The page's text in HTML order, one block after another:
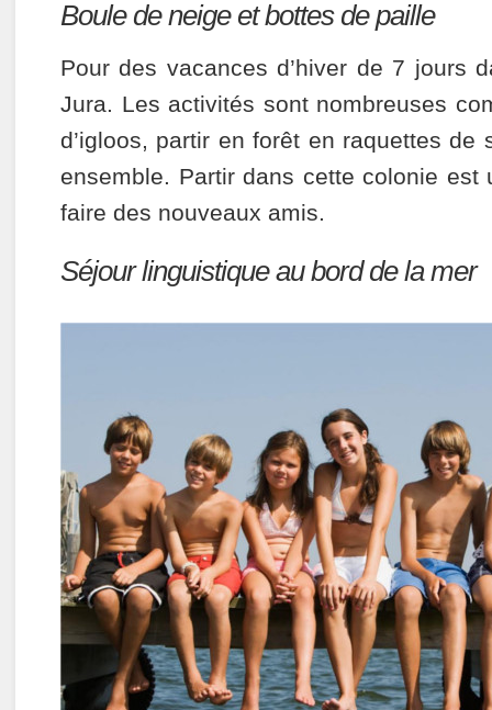
Boule de neige et bottes de paille
Pour des vacances d’hiver de 7 jours
Jura. Les activités sont nombreuses
d’igloos, partir en forêt en raquettes de
ensemble. Partir dans cette colonie est
faire des nouveaux amis.
Séjour linguistique au bord de la mer